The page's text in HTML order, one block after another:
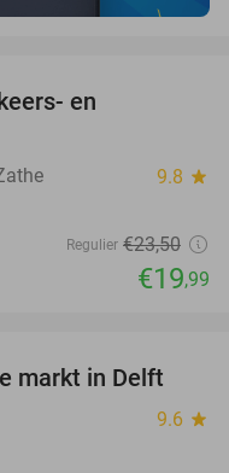
en
9.8 star
Regulier €23,50
€19,99
50%
markt in Delft
9.6 star